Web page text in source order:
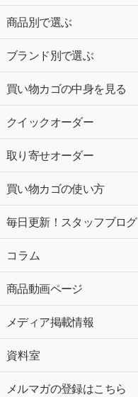
商品別で選ぶ
ブランド別で選ぶ
買い物カゴの中身を見る
クイックオーダー
取り寄せオーダー
買い物カゴの使い方
毎日更新！スタッフブログ
コラム
商品動画ページ
メディア掲載情報
資料室
メルマガの登録はこちら